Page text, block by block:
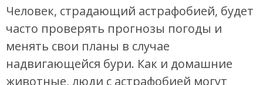
Человек, страдающий астрафобией, будет
часто проверять прогнозы погоды и
менять свои планы в случае
надвигающейся бури. Как и домашние
животные, люди с астрафобией могут